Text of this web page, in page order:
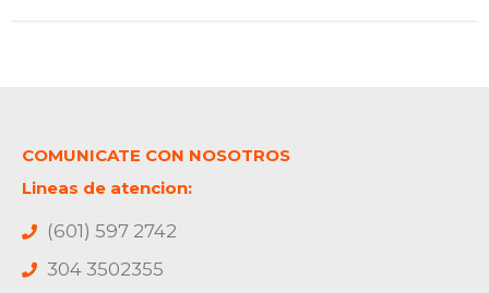
COMUNICATE CON NOSOTROS
Lineas de atencion:
(601) 597 2742
304 3502355